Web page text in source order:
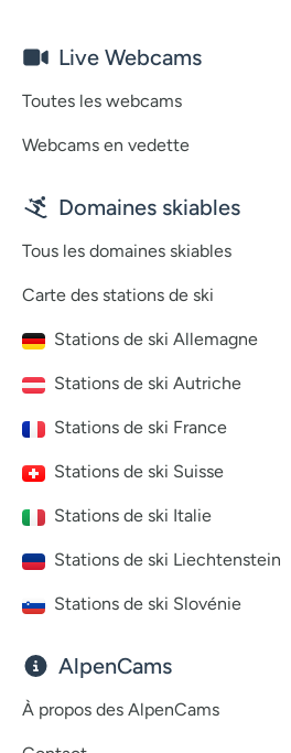
Live Webcams
Toutes les webcams
Webcams en vedette
Domaines skiables
Tous les domaines skiables
Carte des stations de ski
Stations de ski Allemagne
Stations de ski Autriche
Stations de ski France
Stations de ski Suisse
Stations de ski Italie
Stations de ski Liechtenstein
Stations de ski Slovénie
AlpenCams
À propos des AlpenCams